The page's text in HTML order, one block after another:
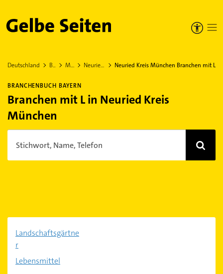
Gelbe Seiten
Deutschland Bayern München Neuried Kreis München Neuried Kreis München Branchen mit L
BRANCHENBUCH BAYERN
Branchen mit L in Neuried Kreis
München
Stichwort, Name, Telefon
Landschaftsgärtne
r
Lebensmittel